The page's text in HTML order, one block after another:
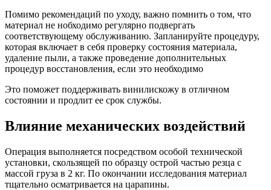
Помимо рекомендаций по уходу, важно помнить о том, что
материал не нобходимо регулярно подвергать
соответствующему обслуживанию. Запланируйте процедуру,
которая включает в себя проверку состояния материала,
удаление пыли, а также проведение дополнительных
процедур восстановления, если это необходимо
Это поможет поддерживать винилискожу в отличном
состоянии и продлит ее срок службы.
Влияние механических воздействий
Операция выполняется посредством особой технической
установки, скользящей по образцу острой частью резца с
массой груза в 2 кг. По окончании исследования материал
тщательно осматривается на царапины.